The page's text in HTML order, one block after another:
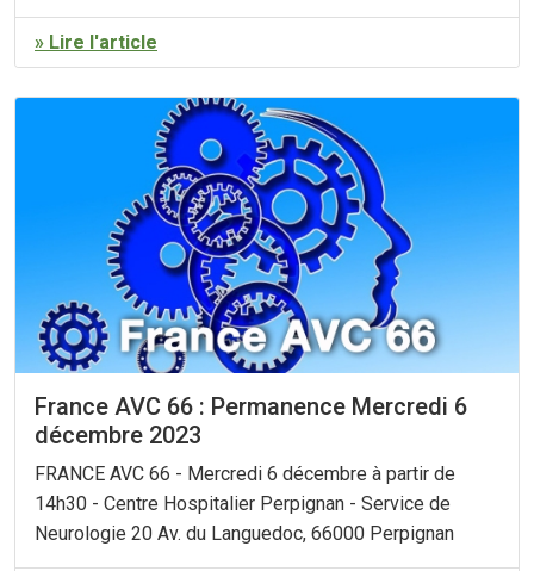
» Lire l'article
France AVC 66 : Permanence Mercredi 6
décembre 2023
FRANCE AVC 66 - Mercredi 6 décembre à partir de
14h30 - Centre Hospitalier Perpignan - Service de
Neurologie 20 Av. du Languedoc, 66000 Perpignan